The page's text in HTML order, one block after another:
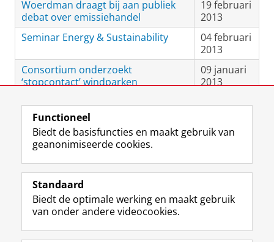
Woerdman draagt bij aan publiek
debat over emissiehandel
19 februari
2013
Seminar Energy & Sustainability
04 februari
2013
Consortium onderzoekt
‘stopcontact’ windparken
09 januari
2013
View this page in:English
Volg de RUG
F
a
e
b
o
L
i
k
e
I
R
S
-
f
e
I
n
t
r
Y
o
T
e
Studiekiezers
Functioneel
Biedt de basisfuncties en maakt gebruik van
geanonimiseerde cookies.
Standaard
Biedt de optimale werking en maakt gebruik
van onder andere videocookies.